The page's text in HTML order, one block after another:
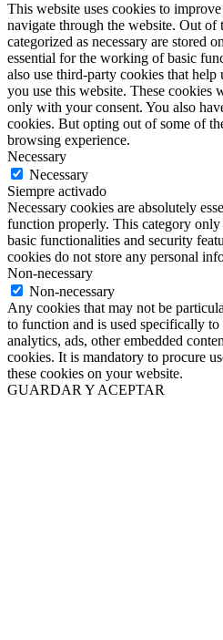
This website uses cookies to
navigate through the website. Out of
categorized as necessary are stored
essential for the working of basic
also use third-party cookies that help
you use this website. These cookies
only with your consent. You also
cookies. But opting out of some of
browsing experience.
Necessary
Necessary
Siempre activado
Necessary cookies are absolutely
function properly. This category only
basic functionalities and security
cookies do not store any personal
Non-necessary
Non-necessary
Any cookies that may not be
to function and is used specifically to
analytics, ads, other embedded
cookies. It is mandatory to procure
these cookies on your website.
GUARDAR Y ACEPTAR